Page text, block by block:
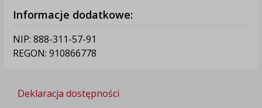
Informacje dodatkowe:
NIP: 888-311-57-91
REGON: 910866778
Deklaracja dostępności